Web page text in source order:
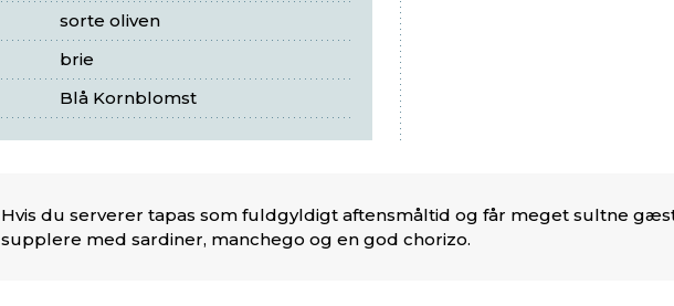
sorte oliven
brie
Blå Kornblomst
Hvis du serverer tapas som fuldgyldigt aftensmåltid og får meget sultne
supplere med sardiner, manchego og en god chorizo.